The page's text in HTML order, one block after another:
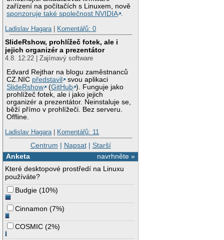
zařízení na počítačích s Linuxem, nově
sponzoruje také společnost NVIDIA .
Ladislav Hagara| Komentářů: 0
SlideRshow, prohlížeč fotek, ale i
jejich organizér a prezentátor
4.8. 12:22 | Zajímavý software
Edvard Rejthar na blogu zaměstnanců
CZ.NIC představil
svou aplikaci
SlideRshow
(GitHub ). Funguje jako
prohlížeč fotek, ale i jako jejich
organizér a prezentátor. Neinstaluje se,
běží přímo v prohlížeči. Bez serveru.
Offline.
Ladislav Hagara| Komentářů: 11
Centrum | Napsat| Starší
navrhněte »
Anketa
Které desktopové prostředí na Linuxu
používáte?
Budgie (10%)
Cinnamon (7%)
COSMIC (2%)